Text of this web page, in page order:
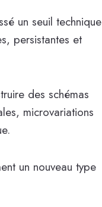
un seuil technique
persistantes et
des schémas
microvariations
un nouveau type